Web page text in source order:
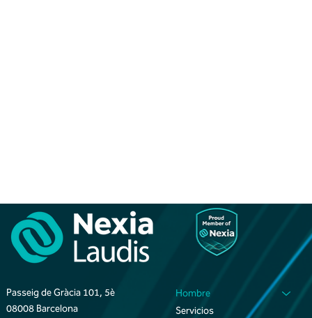
Passeig de Gràcia 101, 5è
08008 Barcelona
Hombre
Servicios